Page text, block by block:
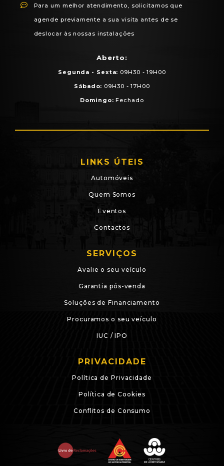
Para um melhor atendimento, solicitamos que
agende previamente a sua visita antes de se
deslocar às nossas instalações
Aberto:
Segunda - Sexta: 09H30 - 19H00
Sábado: 09H30 - 17H00
Domingo: Fechado
LINKS ÚTEIS
Automóveis
Quem Somos
Eventos
Contactos
SERVIÇOS
Avalie o seu veículo
Garantia pós-venda
Soluções de Financiamento
Procuramos o seu veículo
IUC / IPO
PRIVACIDADE
Política de Privacidade
Política de Cookies
Conflitos de Consumo